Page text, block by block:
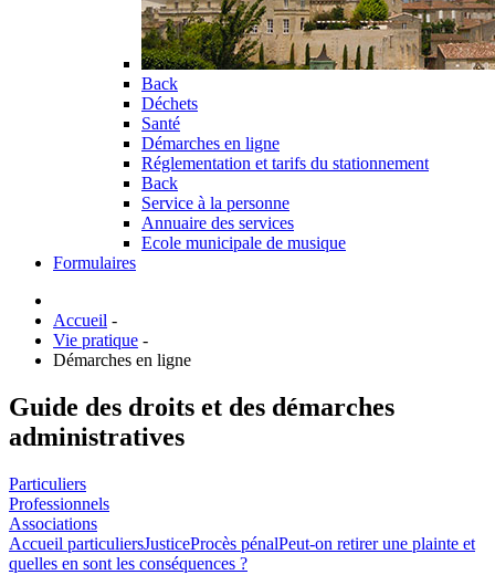
Back
Déchets
Santé
Démarches en ligne
Réglementation et tarifs du stationnement
Back
Service à la personne
Annuaire des services
Ecole municipale de musique
Formulaires
Accueil -
Vie pratique -
Démarches en ligne
Guide des droits et des démarches
administratives
Particuliers
Professionnels
Associations
Accueil particuliersJusticeProcès pénalPeut-on retirer une plainte et
quelles en sont les conséquences ?